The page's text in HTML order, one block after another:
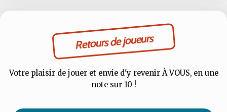
Retours de joueurs
Votre plaisir de jouer et envie d'y revenir À VOUS, en une
note sur 10 !